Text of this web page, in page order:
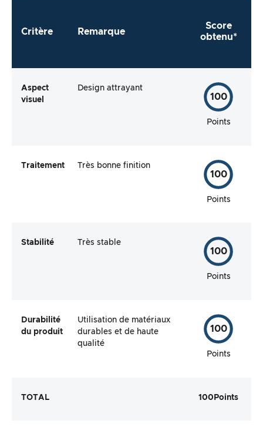
Critère Remarque
Score
obtenu*
Aspect
visuel
Design attrayant
100
Points
Traitement Très bonne finition
100
Points
Stabilité Très stable
100
Points
Durabilité
du produit
Utilisation de matériaux
durables et de haute
qualité
100
Points
TOTAL 100 Points